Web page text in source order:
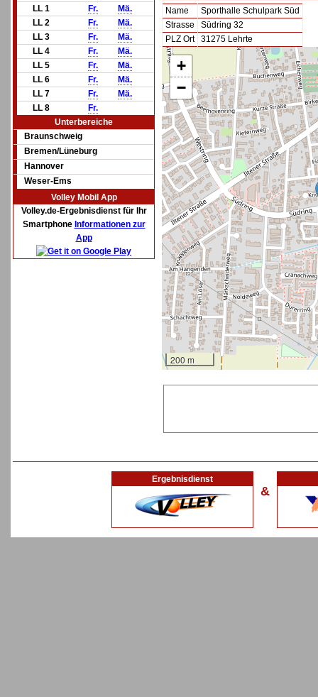
LL 1
Fr.
Mä.
LL 2
Fr.
Mä.
LL 3
Fr.
Mä.
LL 4
Fr.
Mä.
LL 5
Fr.
Mä.
LL 6
Fr.
Mä.
LL 7
Fr.
Mä.
LL 8
Fr.
Unterbereiche
Braunschweig
Bremen/Lüneburg
Hannover
Weser-Ems
Volley Mobil App
Volley.de-Ergebnisdienst für Ihr
Smartphone Informationen zur
App
Name
Sporthalle Schulpark Süd
Strasse
Südring 32
PLZ Ort
31275 Lehrte
+
−
200 m
Ergebnisdienst
&